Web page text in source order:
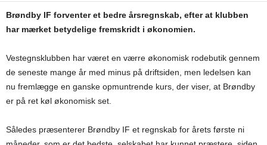
Brøndby IF forventer et bedre årsregnskab, efter at klubben
har mærket betydelige fremskridt i økonomien.
Vestegnsklubben har været en værre økonomisk rodebutik gennem
de seneste mange år med minus på driftsiden, men ledelsen kan
nu fremlægge en ganske opmuntrende kurs, der viser, at Brøndby
er på ret køl økonomisk set.
Således præsenterer Brøndby IF et regnskab for årets første ni